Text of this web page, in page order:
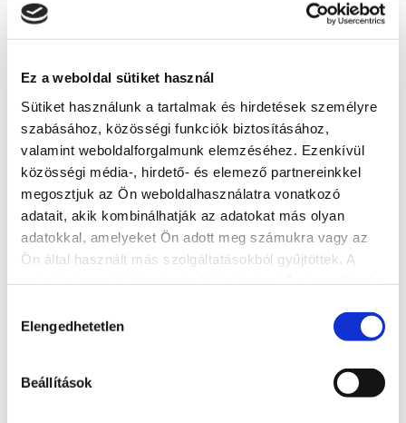
Ez a weboldal sütiket használ
Sütiket használunk a tartalmak és hirdetések személyre
szabásához, közösségi funkciók biztosításához,
valamint weboldalforgalmunk elemzéséhez. Ezenkívül
közösségi média-, hirdető- és elemező partnereinkkel
megosztjuk az Ön weboldalhasználatra vonatkozó
adatait, akik kombinálhatják az adatokat más olyan
adatokkal, amelyeket Ön adott meg számukra vagy az
Ön által használt más szolgáltatásokból gyűjtöttek. A
kiválasztása
Elengedhetetlen
Beállítások
8600 Siófok, Beszédes József sétány 83.
Website
http://club218.hu/
More accommodations